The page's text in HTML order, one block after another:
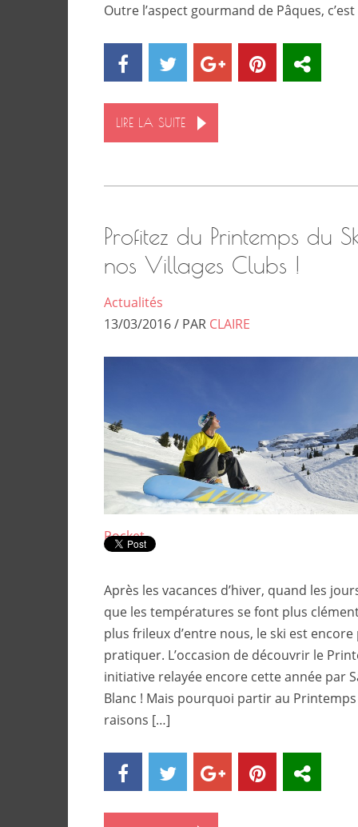
Outre l’aspect gourmand de Pâques,
LIRE LA SUITE
Profitez du Printemps du
nos Villages Clubs !
Actualités
13/03/2016 / PAR CLAIRE
Pocket
Après les vacances d’hiver, quand les
que les températures se font plus
plus frileux d’entre nous, le ski est
pratiquer. L’occasion de découvrir le
initiative relayée encore cette année par
Blanc ! Mais pourquoi partir au Printemps
raisons […]